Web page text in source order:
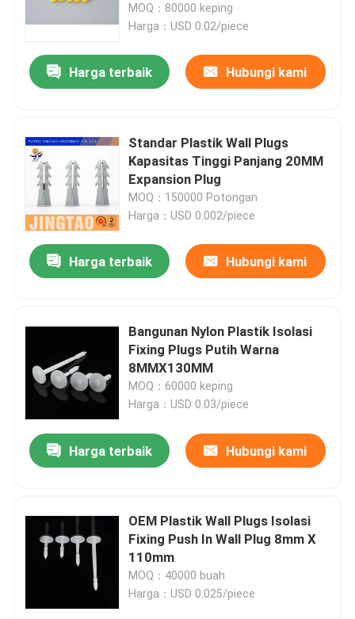
MOQ：80000 keping
Harga：USD 0.02/piece
Harga terbaik Hubungi kami
Standar Plastik Wall Plugs
Kapasitas Tinggi Panjang 20MM
Expansion Plug
MOQ：150000 Potongan
Harga：USD 0.002/piece
Harga terbaik Hubungi kami
Bangunan Nylon Plastik Isolasi
Fixing Plugs Putih Warna
8MMX130MM
MOQ：60000 keping
Harga：USD 0.03/piece
Harga terbaik Hubungi kami
OEM Plastik Wall Plugs Isolasi
Fixing Push In Wall Plug 8mm X
110mm
MOQ：40000 buah
Harga：USD 0.025/piece